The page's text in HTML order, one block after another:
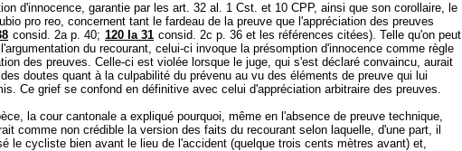
d'innocence, garantie par les art. 32 al. 1 Cst. et 10 CPP, ainsi que son corollaire, le
pro reo, concernent tant le fardeau de la preuve que l'appréciation des preuves
consid. 2a p. 40; 120 Ia 31 consid. 2c p. 36 et les références citées). Telle qu'on peut
du recourant, celui-ci invoque la présomption d'innocence comme règle
des preuves. Celle-ci est violée lorsque le juge, qui s'est déclaré convaincu, aurait
doutes quant à la culpabilité du prévenu au vu des éléments de preuve qui lui
Ce grief se confond en définitive avec celui d'appréciation arbitraire des preuves.
la cour cantonale a expliqué pourquoi, même en l'absence de preuve technique,
comme non crédible la version des faits du recourant selon laquelle, d'une part, il
le cycliste bien avant le lieu de l'accident (quelque trois cents mètres avant) et,